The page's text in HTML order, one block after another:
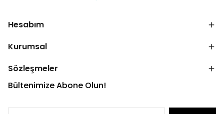
Hesabım
Kurumsal
Sözleşmeler
Bültenimize Abone Olun!